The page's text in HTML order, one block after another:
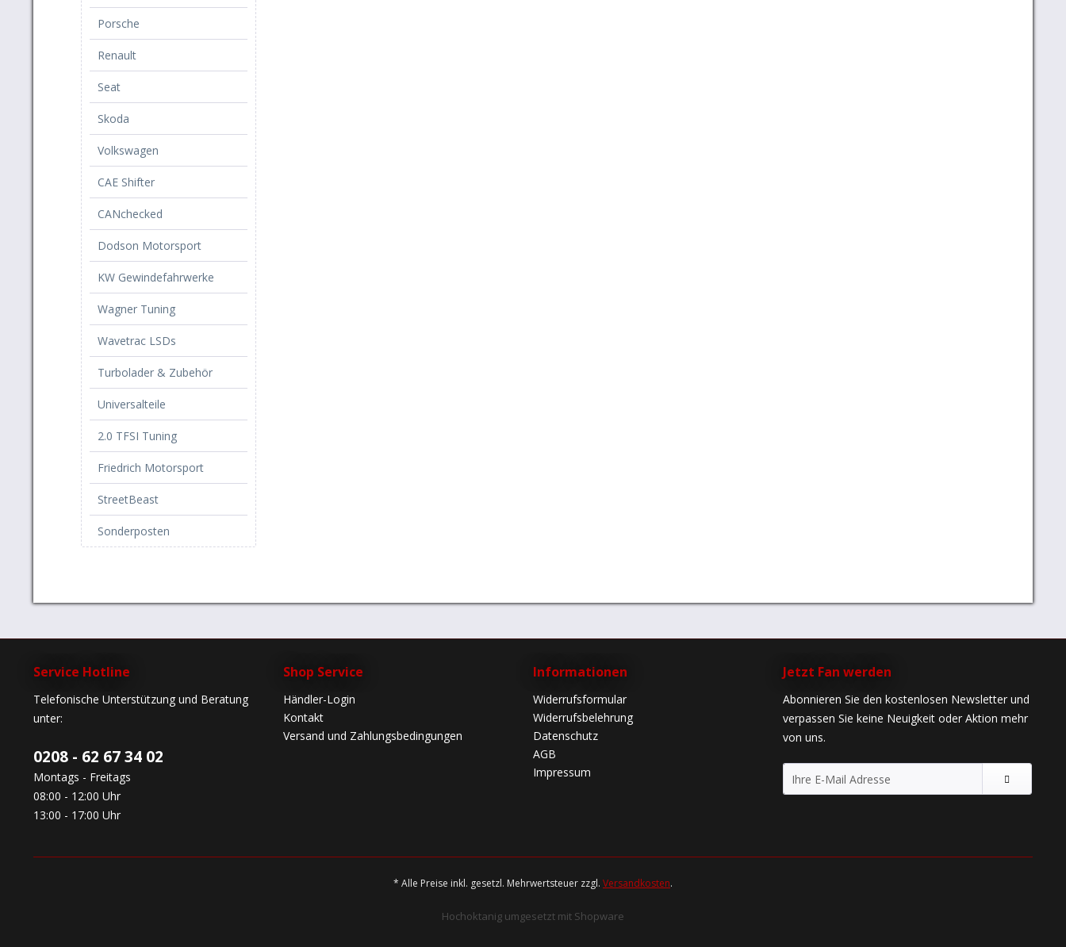
Porsche
Renault
Seat
Skoda
Volkswagen
CAE Shifter
CANchecked
Dodson Motorsport
KW Gewindefahrwerke
Wagner Tuning
Wavetrac LSDs
Turbolader & Zubehör
Universalteile
2.0 TFSI Tuning
Friedrich Motorsport
StreetBeast
Sonderposten
Service Hotline
Telefonische Unterstützung und Beratung
unter:
0208 - 62 67 34 02
Montags - Freitags
08:00 - 12:00 Uhr
13:00 - 17:00 Uhr
Shop Service
Händler-Login
Kontakt
Versand und Zahlungsbedingungen
Informationen
Widerrufsformular
Widerrufsbelehrung
Datenschutz
AGB
Impressum
Jetzt Fan werden
Abonnieren Sie den kostenlosen Newsletter und
verpassen Sie keine Neuigkeit oder Aktion mehr
von uns.
* Alle Preise inkl. gesetzl. Mehrwertsteuer zzgl. Versandkosten.
Hochoktanig umgesetzt mit Shopware